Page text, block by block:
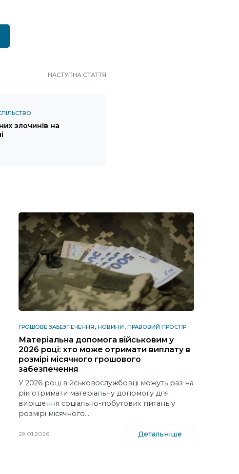
НАСТУПНА СТАТТЯ
злочинів на
ГРОШОВЕ ЗАБЕЗПЕЧЕННЯ НОВИНИ ПРАВОВИЙ ПРОСТІР
Матеріальна допомога військовим у
2026 році: хто може отримати виплату в
розмірі місячного грошового
забезпечення
У 2026 році військовослужбовці можуть раз на
рік отримати матеріальну допомогу для
вирішення соціально-побутових питань у
розмірі місячного…
29.01.2026 Детальніше